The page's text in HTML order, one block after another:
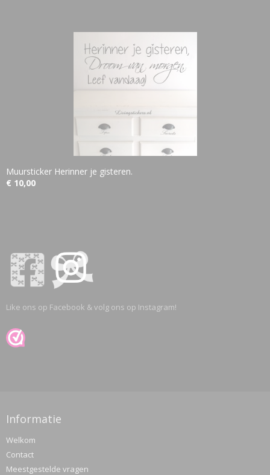
Muursticker Herinner je gisteren.
€ 10,00
Like ons op Facebook & volg ons op Instagram!
Informatie
Welkom
Contact
Meestgestelde vragen